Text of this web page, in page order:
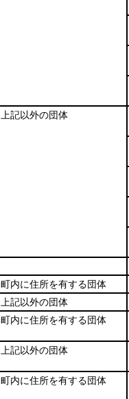
上記以外の団体
町内に住所を有する団体
上記以外の団体
町内に住所を有する団体
上記以外の団体
町内に住所を有する団体